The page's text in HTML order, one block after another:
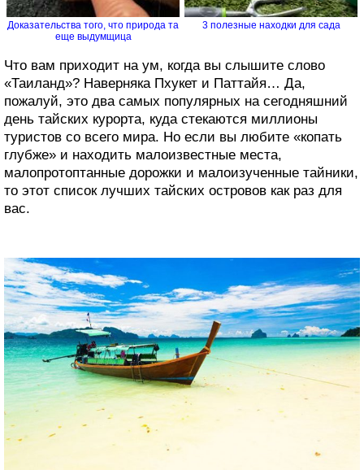
Доказательства того, что природа та
еще выдумщица
3 полезные находки для сада
Что вам приходит на ум, когда вы слышите слово
«Таиланд»? Наверняка Пхукет и Паттайя… Да,
пожалуй, это два самых популярных на сегодняшний
день тайских курорта, куда стекаются миллионы
туристов со всего мира. Но если вы любите «копать
глубже» и находить малоизвестные места,
малопротоптанные дорожки и малоизученные тайники,
то этот список лучших тайских островов как раз для
вас.